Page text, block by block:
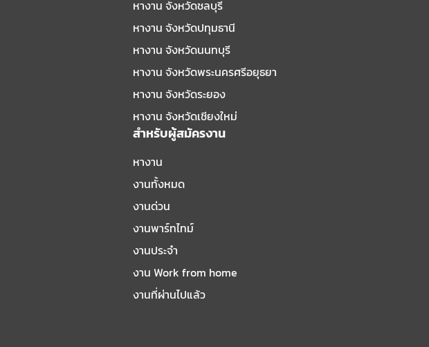
หางาน จังหวัดชลบุรี
หางาน จังหวัดปทุมธานี
หางาน จังหวัดนนทบุรี
หางาน จังหวัดพระนครศรีอยุธยา
หางาน จังหวัดระยอง
หางาน จังหวัดเชียงใหม่
สำหรับผู้สมัครงาน
หางาน
งานทั้งหมด
งานด่วน
งานพาร์ทไทม์
งานประจำ
งาน Work from home
งานที่ผ่านไปแล้ว